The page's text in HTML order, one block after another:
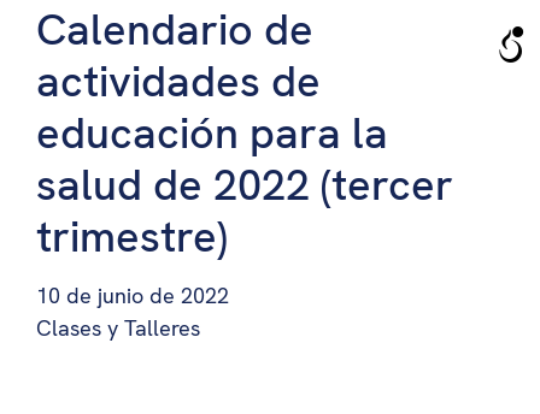
Calendario de
actividades de
educación para la
salud de 2022 (tercer
trimestre)
10 de junio de 2022
Clases y Talleres